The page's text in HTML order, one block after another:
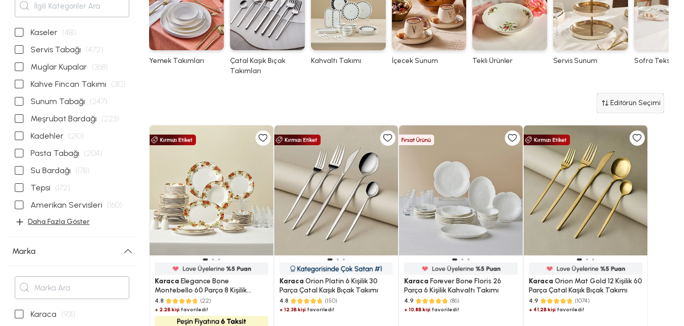
Kaseler (481)
Servis Tabağı (472)
Muglar Kupalar (368)
Kahve Fincan Takımı (310)
Sunum Tabağı (247)
Meşrubat Bardağı (223)
Kadehler (210)
Pasta Tabağı (204)
Su Bardağı (178)
Tepsi (172)
Amerikan Servisleri (160)
Daha Fazla Göster
Marka
Karaca (931)
Yemek Takımları
Çatal Kaşık Bıçak
Takımları
Kahvaltı Takımı İçecek Sunum Tekli Ürünler Servis Sunum Sofra Tekstili
Editörün Seçimi
Karaca Elegance Bone
Montebello 60 Parça 8 Kişilik
Yemek Takımı
4.8 (22)
+ 2.2B kişifavoriledi!
Karaca Orion Platin 6 Kişilik 30
Parça Çatal Kaşık Bıçak Takımı
4.8 (150)
+ 12.3B kişifavoriledi!
Karaca Forever Bone Floris 26
Parça 6 Kişilik Kahvaltı Takımı
4.9 (86)
+ 10.8B kişifavoriledi!
Karaca Orion Mat Gold 12 Kişilik 60
Parça Çatal Kaşık Bıçak Takımı
4.9 (1074)
+ 41.2B kişi favoriledi!